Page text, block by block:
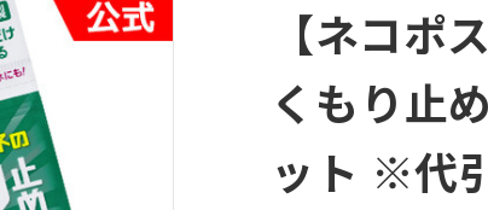
【ネコポ
くもり止
ット ※代